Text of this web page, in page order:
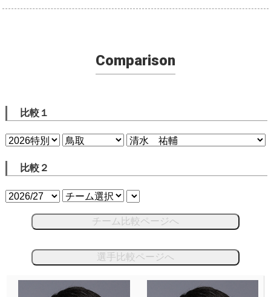
Comparison
比較１
比較２
チーム比較ページへ
選手比較ページへ